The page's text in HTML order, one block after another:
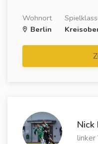
Wohnort
Berlin
Nick
linker